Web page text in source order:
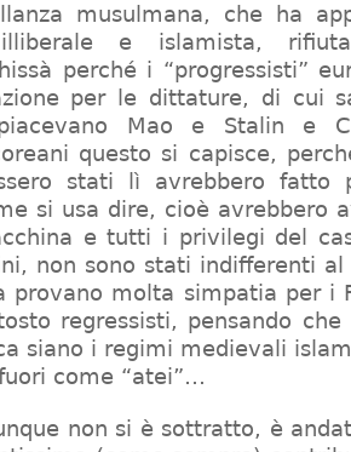
musulmana, che ha
illiberale e islamista,
perché i “progressisti”
per le dittature, di cui
Mao e Stalin e
questo si capisce,
stati lì avrebbero fatto
si usa dire, cioè avrebbero
e tutti i privilegi del
non sono stati indifferenti al
provano molta simpatia per i
regressisti, pensando
siano i regimi medievali
come “atei”…
non si è sottratto, è